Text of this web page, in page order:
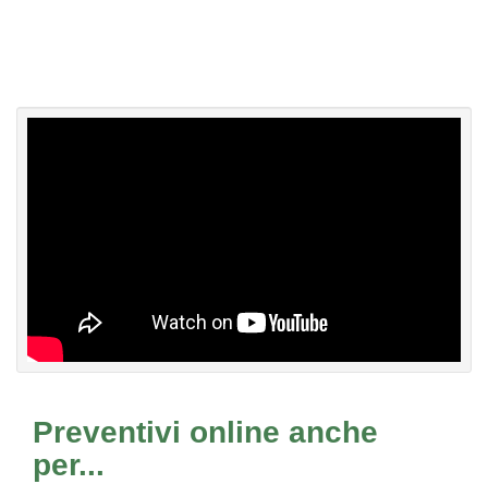
Preventivi online anche
per...